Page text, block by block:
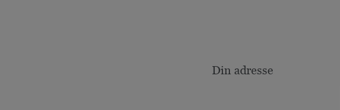
Din adresse